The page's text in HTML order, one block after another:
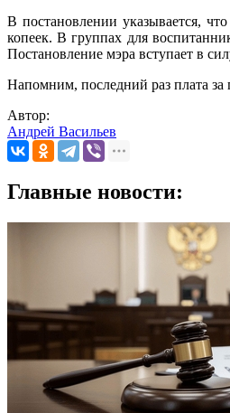
В постановлении указывается,
копеек. В группах для
Постановление мэра вступает в
Напомним, последний раз плата
Автор:
Андрей Васильев
Главные новости: